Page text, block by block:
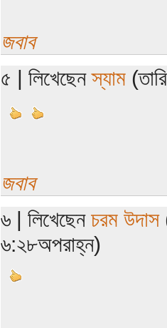
জবাব
৫ | লিখেছেনস্যাম
জবাব
৬ | লিখেছেন চরম উদাস
৬:২৮অপরাহ্ন)